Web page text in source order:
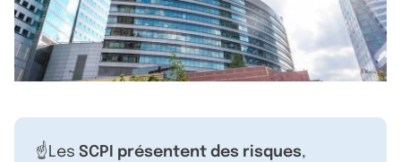
☝️Les SCPI présentent des risques,